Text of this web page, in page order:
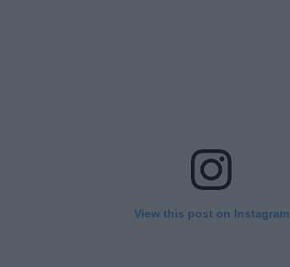
View this post on Instagram